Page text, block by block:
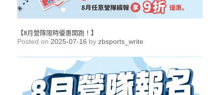
【8月營隊限時優惠開跑！】
Posted on 2025-07-16 by zbsports_write